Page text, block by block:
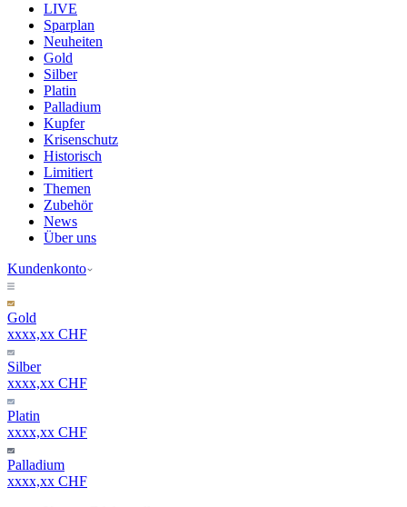
LIVE
Sparplan
Neuheiten
Gold
Silber
Platin
Palladium
Kupfer
Krisenschutz
Historisch
Limitiert
Themen
Zubehör
News
Über uns
Kundenkonto
Gold
xxxx,xx CHF
Silber
xxxx,xx CHF
Platin
xxxx,xx CHF
Palladium
xxxx,xx CHF